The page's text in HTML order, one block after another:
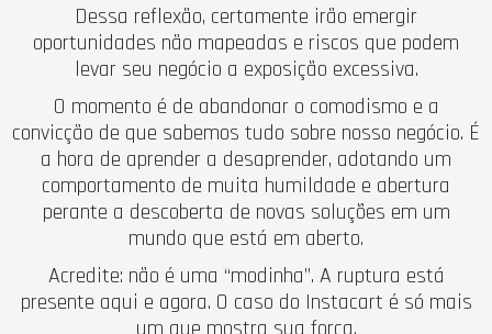
Dessa reflexão, certamente irão emergir
oportunidades não mapeadas e riscos que podem
levar seu negócio a exposição excessiva.
O momento é de abandonar o comodismo e a
convicção de que sabemos tudo sobre nosso negócio. É
a hora de aprender a desaprender, adotando um
comportamento de muita humildade e abertura
perante a descoberta de novas soluções em um
mundo que está em aberto.
Acredite: não é uma “modinha”. A ruptura está
presente aqui e agora. O caso do Instacart é só mais
um que mostra sua força.